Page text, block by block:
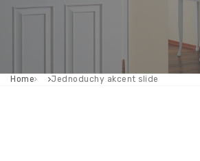
Home Jednoduchy akcent slide